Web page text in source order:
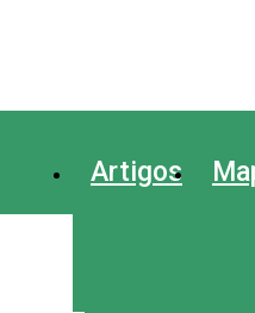
Artigos